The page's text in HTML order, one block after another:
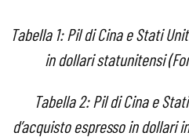
Tabella 1: Pil di Cina e Stati
in dollari statunitensi
Tabella 2: Pil di Cina e
d’acquisto espresso in dollari